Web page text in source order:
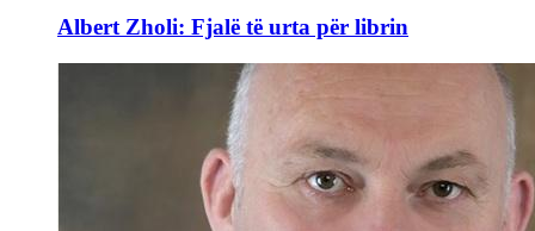
Albert Zholi: Fjalë të urta për librin